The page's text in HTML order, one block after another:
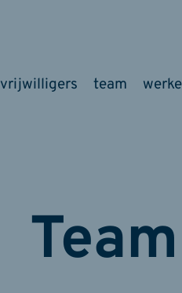
vrijwilligers team